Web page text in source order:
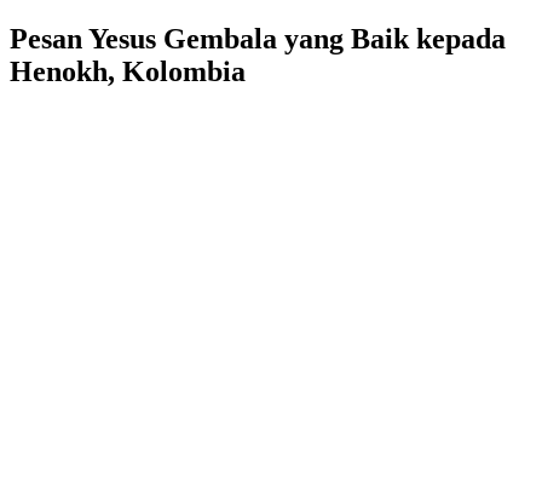
Pesan Yesus Gembala yang Baik kepada
Henokh, Kolombia